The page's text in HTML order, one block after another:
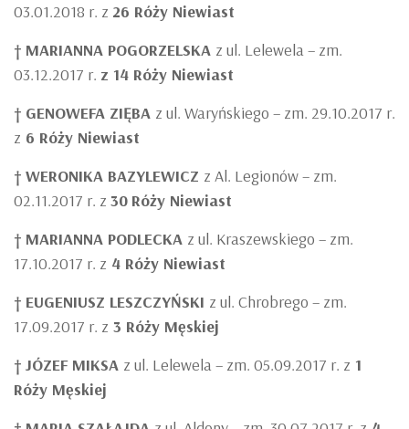
03.01.2018 r. z 26 Róży Niewiast
† MARIANNA POGORZELSKA z ul. Lelewela – zm.
03.12.2017 r. z 14 Róży Niewiast
† GENOWEFA ZIĘBA z ul. Waryńskiego – zm. 29.10.2017 r.
z 6 Róży Niewiast
† WERONIKA BAZYLEWICZ z Al. Legionów – zm.
02.11.2017 r. z 30 Róży Niewiast
† MARIANNA PODLECKA z ul. Kraszewskiego – zm.
17.10.2017 r. z 4 Róży Niewiast
† EUGENIUSZ LESZCZYŃSKI z ul. Chrobrego – zm.
17.09.2017 r. z 3 Róży Męskiej
† JÓZEF MIKSA z ul. Lelewela – zm. 05.09.2017 r. z 1
Róży Męskiej